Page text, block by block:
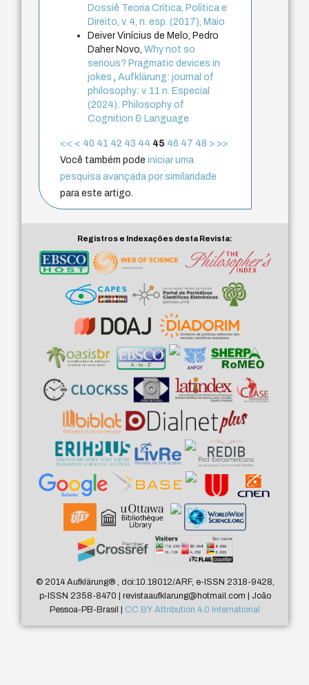
Dossiê Teoria Crítica, Política e
Direito, v. 4, n. esp. (2017), Maio
Deiver Vinícius de Melo, Pedro
Daher Novo,Why not so
serious? Pragmatic devices in
jokes
,Aufklärung: journal of
philosophy: v. 11 n. Especial
(2024): Philosophy of
Cognition & Language
<< < 40 41 42 43 44 45 46 47 48 > >>
Você também podeiniciar uma
pesquisa avançada por similaridade
para este artigo.
Registros e Indexações desta Revista:
© 2014 Aufklärung®, doi:10.18012/ARF, e-ISSN 2318-9428,
p-ISSN 2358-8470 | revistaaufklarung@hotmail.com | João
Pessoa-PB-Brasil | CC BY Attribution 4.0 International